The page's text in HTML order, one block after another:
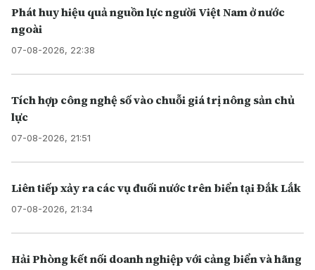
Phát huy hiệu quả nguồn lực người Việt Nam ở nước
ngoài
07-08-2026, 22:38
Tích hợp công nghệ số vào chuỗi giá trị nông sản chủ
lực
07-08-2026, 21:51
Liên tiếp xảy ra các vụ đuối nước trên biển tại Đắk Lắk
07-08-2026, 21:34
Hải Phòng kết nối doanh nghiệp với cảng biển và hãng